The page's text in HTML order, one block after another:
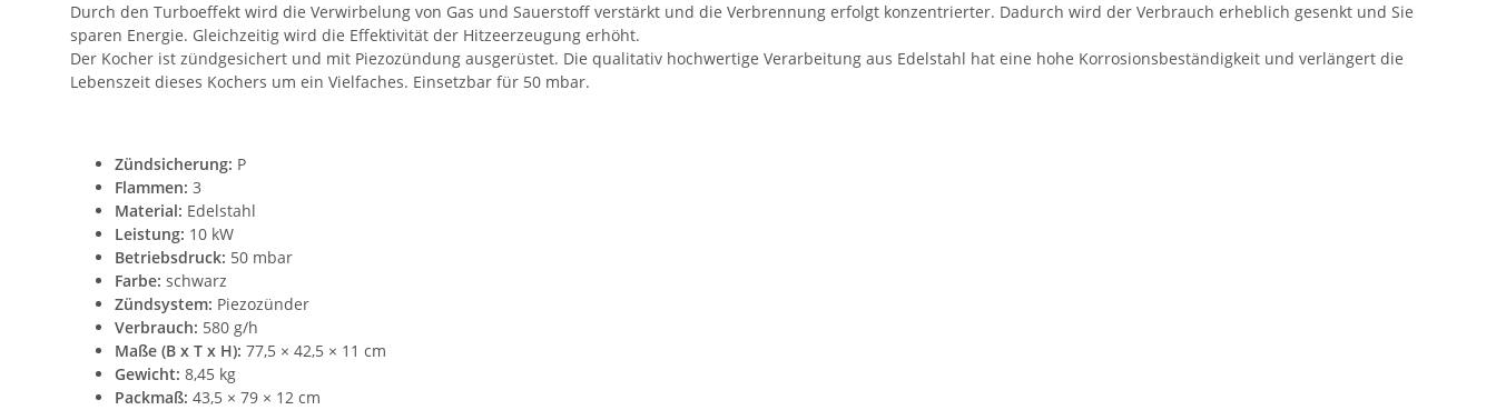
Durch den Turboeffekt wird die Verwirbelung von Gas und Sauerstoff verstärkt und die Verbrennung erfolgt konzentrierter. Dadurch wird der Verbrauch erheblich gesenkt und Sie
sparen Energie. Gleichzeitig wird die Effektivität der Hitzeerzeugung erhöht.
Der Kocher ist zündgesichert und mit Piezozündung ausgerüstet. Die qualitativ hochwertige Verarbeitung aus Edelstahl hat eine hohe Korrosionsbeständigkeit und verlängert die
Lebenszeit dieses Kochers um ein Vielfaches. Einsetzbar für 50 mbar.
Zündsicherung: P
Flammen: 3
Material: Edelstahl
Leistung: 10 kW
Betriebsdruck: 50 mbar
Farbe: schwarz
Zündsystem: Piezozünder
Verbrauch: 580 g/h
Maße (B x T x H): 77,5 × 42,5 × 11 cm
Gewicht: 8,45 kg
Packmaß: 43,5 × 79 × 12 cm